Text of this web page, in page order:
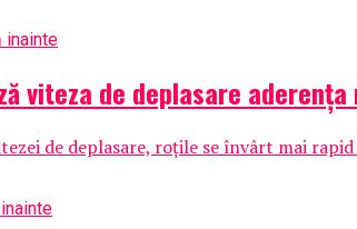
inainte
viteza de deplasare aderența
de deplasare, roțile se învârt mai